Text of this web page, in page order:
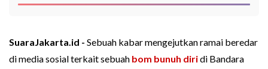
SuaraJakarta.id - Sebuah kabar mengejutkan ramai beredar
di media sosial terkait sebuah bom bunuh diridi Bandara